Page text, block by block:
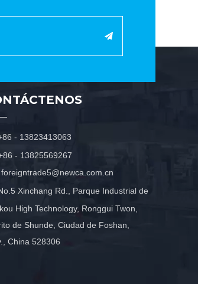
- 13823413063
- 13825569267
foreigntrade5@newca.com.cn
Xinchang Rd., Parque Industrial de
High Technology, Ronggui Twon,
de Shunde, Ciudad de Foshan,
China 528306